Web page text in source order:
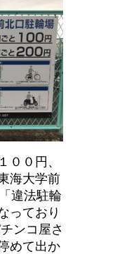
００円、
海大学前
「違法駐輪
っており
ンコ屋さ
めて出か